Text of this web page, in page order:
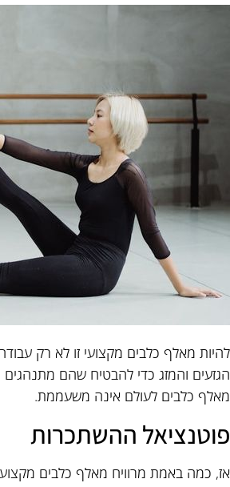
להיות מאלף כלבים מקצועי זו לא רק
הגזעים והמזג כדי להבטיח שהם מתנהגים
מאלף כלבים לעולם אינה משעממת.
פוטנציאל ההשתכרות
אז, כמה באמת מרוויח מאלף כלבים